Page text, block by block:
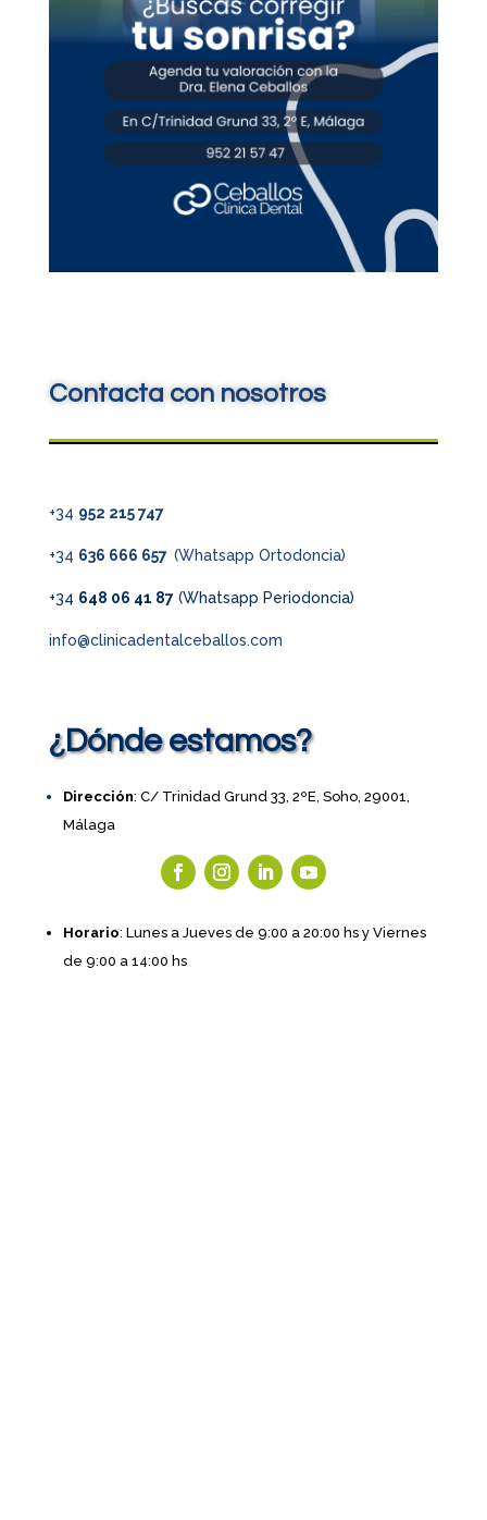
Contacta con nosotros
+34 952 215 747
+34 636 666 657 (Whatsapp Ortodoncia)
+34 648 06 41 87(Whatsapp Periodoncia)
info@clinicadentalceballos.com
¿Dónde estamos?
Dirección: C/ Trinidad Grund 33, 2ºE, Soho, 29001,
Málaga
Horario: Lunes a Jueves de 9:00 a 20:00 hs y Viernes
de 9:00 a 14:00 hs